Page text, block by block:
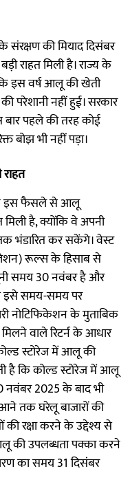
संरक्षण की मियाद दिसंबर
राहत मिली है। राज्य के
इस वर्ष आलू की खेती
परेशानी नहीं हुई। सरकार
बार पहले की तरह कोई
बोझ भी नहीं पड़ा।
के इस फैसले से आलू
मिली है, क्योंकि वे अपनी
भंडारित कर सकेंगे। वेस्ट
रूल्स के हिसाब से
समय 30 नवंबर है और
इसे समय-समय पर
नोटिफिकेशन के मुताबिक
वाले रिटर्न के आधार
कोल्ड स्टोरेज में आलू की
है कि कोल्ड स्टोरेज में आलू
नवंबर 2025 के बाद भी
तक घरेलू बाजारों की
रक्षा करने के उद्देश्य से
की उपलब्धता पक्का करने
का समय 31 दिसंबर